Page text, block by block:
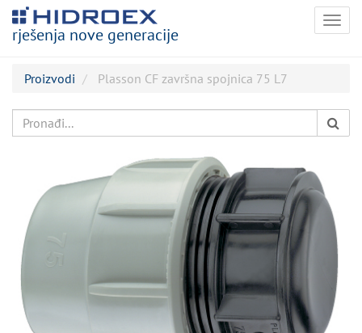
rješenja nove generacije
Proizvodi Plasson CF završna spojnica 75 L7